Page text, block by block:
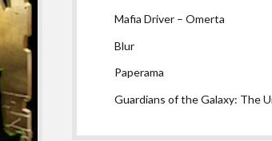
Mafia Driver – Omerta
Blur
Paperama
Guardians of the Galaxy: The